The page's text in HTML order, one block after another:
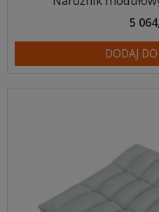
5
DODAJ